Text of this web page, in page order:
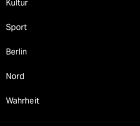
Kultur
Sport
Berlin
Nord
Wahrheit